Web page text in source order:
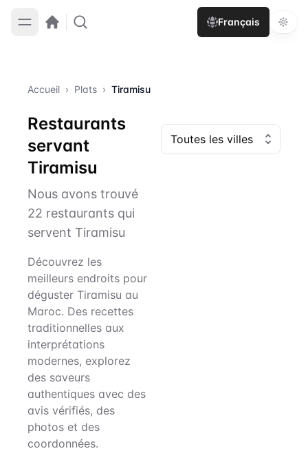
Français
Accueil › Plats › Tiramisu
Restaurants
servant
Tiramisu
Nous avons trouvé
22 restaurants qui
servent Tiramisu
Découvrez les
meilleurs endroits pour
déguster Tiramisu au
Maroc. Des recettes
traditionnelles aux
interprétations
modernes, explorez
des saveurs
authentiques avec des
avis vérifiés, des
photos et des
coordonnées.